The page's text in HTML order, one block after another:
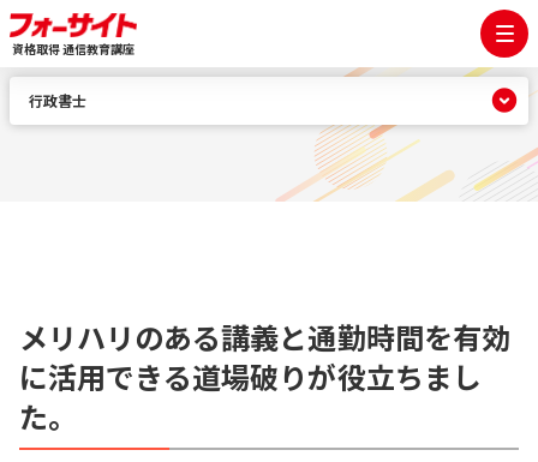
資格取得 通信教育講座
メリハリのある講義と通勤時間を有効
に活用できる道場破りが役立ちまし
た。
行政書士